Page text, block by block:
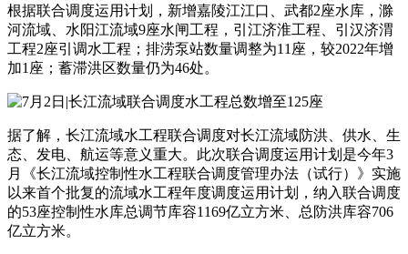
根据联合调度运用计划，新增嘉陵江江口、武都2座水库，滁
河流域、水阳江流域9座水闸工程，引江济淮工程、引汉济渭
工程2座引调水工程；排涝泵站数量调整为11座，较2022年增
加1座；蓄滞洪区数量仍为46处。
据了解，长江流域水工程联合调度对长江流域防洪、供水、生
态、发电、航运等意义重大。此次联合调度运用计划是今年3
月《长江流域控制性水工程联合调度管理办法（试行）》实施
以来首个批复的流域水工程年度调度运用计划，纳入联合调度
的53座控制性水库总调节库容1169亿立方米、总防洪库容706
亿立方米。